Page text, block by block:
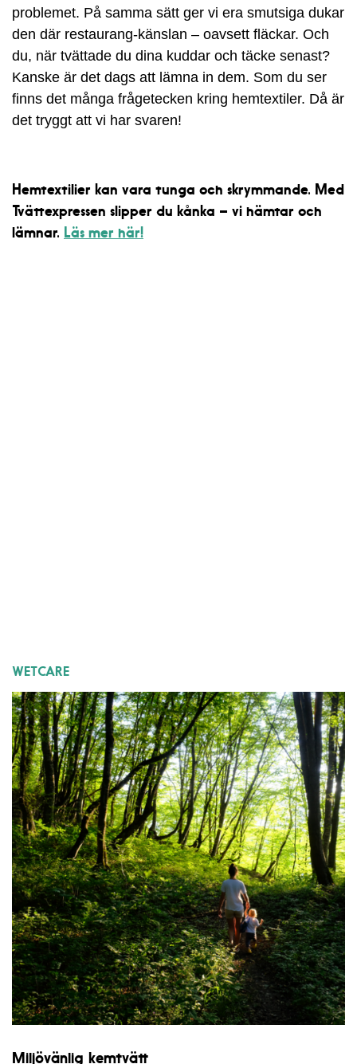
problemet. På samma sätt ger vi era smutsiga dukar
den där restaurang-känslan – oavsett fläckar. Och
du, när tvättade du dina kuddar och täcke senast?
Kanske är det dags att lämna in dem. Som du ser
finns det många frågetecken kring hemtextiler. Då är
det tryggt att vi har svaren!
Hemtextilier kan vara tunga och skrymmande. Med
Tvättexpressen slipper du kånka – vi hämtar och
lämnar. Läs mer här!
WETCARE
Miljövänlig kemtvätt